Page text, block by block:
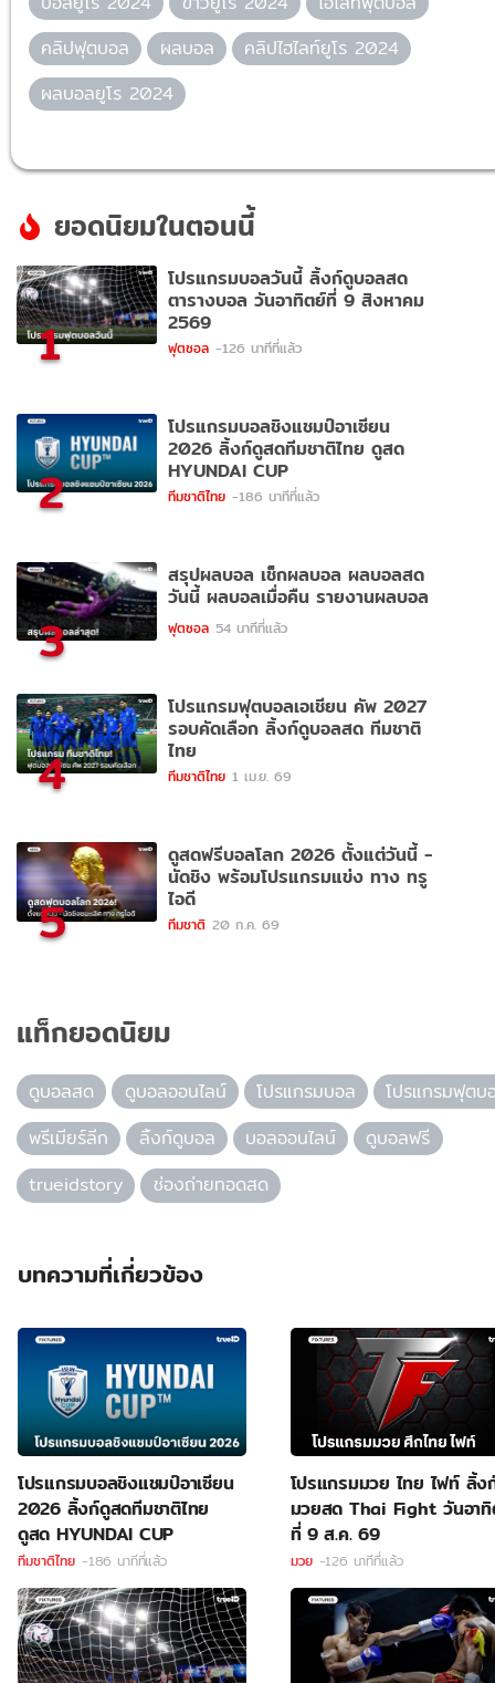
คลิปฟุตบอล
ผลบอล
คลิปไฮไลท์ยูโร 2024
ผลบอลยูโร 2024
ยอดนิยมในตอนนี้
1
โปรแกรมบอลวันนี้ ลิ้งก์ดูบอลสด
ตารางบอล วันอาทิตย์ที่ 9 สิงหาคม
2569
ฟุตซอล -126 นาทีที่แล้ว
2
โปรแกรมบอลชิงแชมป์อาเซียน
2026 ลิ้งก์ดูสดทีมชาติไทย ดูสด
HYUNDAI CUP
ทีมชาติไทย -186 นาทีที่แล้ว
3
สรุปผลบอล เช็กผลบอล ผลบอลสด
วันนี้ ผลบอลเมื่อคืน รายงานผลบอล
ฟุตซอล 54 นาทีที่แล้ว
4
โปรแกรมฟุตบอลเอเชียน คัพ 2027
รอบคัดเลือก ลิ้งก์ดูบอลสด ทีมชาติ
ไทย
ทีมชาติไทย 1 เม.ย. 69
5
ดูสดฟรีบอลโลก 2026 ตั้งแต่วันนี้ -
นัดชิง พร้อมโปรแกรมแข่ง ทาง ทรู
ไอดี
ทีมชาติ 20 ก.ค. 69
แท็กยอดนิยม
ดูบอลสด ดูบอลออนไลน์ โปรแกรมบอล
โปรแกรมฟุตบ
พรีเมียร์ลีก
ลิ้งก์ดูบอล บอลออนไลน์
ดูบอลฟรี
trueidstory
ช่องถ่ายทอดสด
บทความที่เกี่ยวข้อง
โปรแกรมบอลชิงแชมป์อาเซียน
2026 ลิ้งก์ดูสดทีมชาติไทย
ดูสด HYUNDAI CUP
ทีมชาติไทย -186 นาทีที่แล้ว
โปรแกรมมวย ไทย ไฟท์ ลิ้ง
มวยสด Thai Fight วันอา
ที่ 9 ส.ค. 69
มวย -126 นาทีที่แล้ว